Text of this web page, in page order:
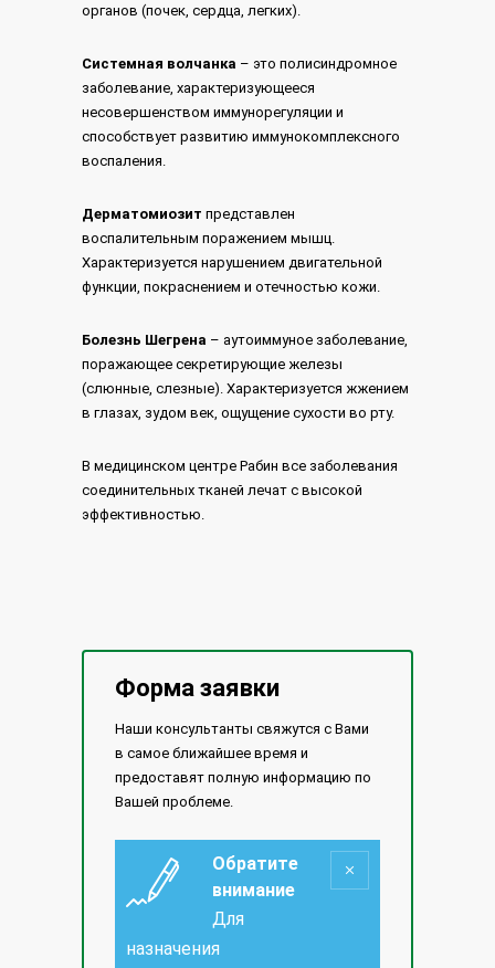
органов (почек, сердца, легких).
Системная волчанка – это полисиндромное
заболевание, характеризующееся
несовершенством иммунорегуляции и
способствует развитию иммунокомплексного
воспаления.
Дерматомиозит представлен
воспалительным поражением мышц.
Характеризуется нарушением двигательной
функции, покраснением и отечностью кожи.
Болезнь Шегрена – аутоиммуное заболевание,
поражающее секретирующие железы
(слюнные, слезные). Характеризуется жжением
в глазах, зудом век, ощущение сухости во рту.
В медицинском центре Рабин все заболевания
соединительных тканей лечат с высокой
эффективностью.
Форма заявки
Наши консультанты свяжутся с Вами
в самое ближайшее время и
предоставят полную информацию по
Вашей проблеме.
Обратите
внимание
Для
назначения